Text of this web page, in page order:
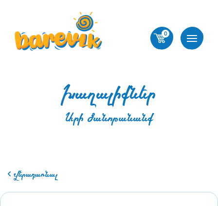
0
Խաղալիքներ
Արի ծանոթանանք
Վերադառնալ